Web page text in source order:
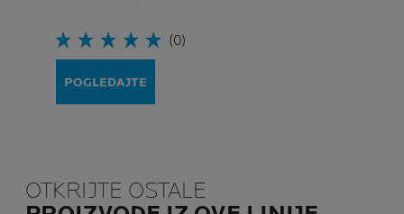
(0)
POGLEDAJTE
OTKRIJTE OSTALE